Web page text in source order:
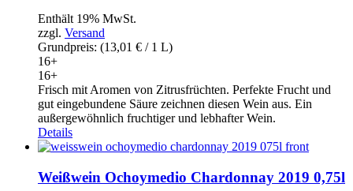
Enthält 19% MwSt.
zzgl. Versand
Grundpreis: (13,01 € / 1 L)
16+
16+
Frisch mit Aromen von Zitrusfrüchten. Perfekte Frucht und
gut eingebundene Säure zeichnen diesen Wein aus. Ein
außergewöhnlich fruchtiger und lebhafter Wein.
Details
Weißwein Ochoymedio Chardonnay 2019 0,75l